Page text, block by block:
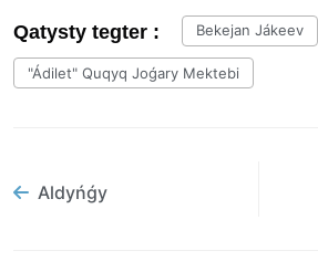
Qatysty tegter : Bekejan Jákeev
"Ádilet" Quqyq Joǵary Mektebi
Aldyńǵy